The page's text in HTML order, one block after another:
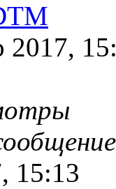
2017,
15:13